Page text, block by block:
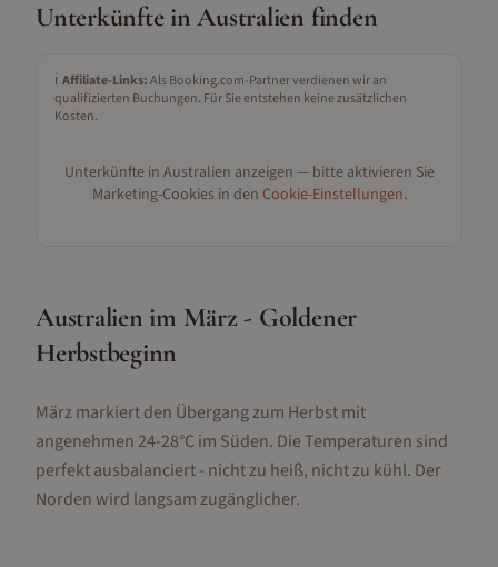
Unterkünfte inAustralien finden
ℹ️ Affiliate-Links:Als Booking.com-Partner verdienen wir an
qualifizierten Buchungen. Für Sie entstehen keine zusätzlichen
Kosten.
Unterkünfte in Australien anzeigen — bitte aktivieren Sie
Marketing-Cookies in den Cookie-Einstellungen.
Australien im März - Goldener
Herbstbeginn
März markiert den Übergang zum Herbst mit
angenehmen 24-28°C im Süden. Die Temperaturen sind
perfekt ausbalanciert - nicht zu heiß, nicht zu kühl. Der
Norden wird langsam zugänglicher.